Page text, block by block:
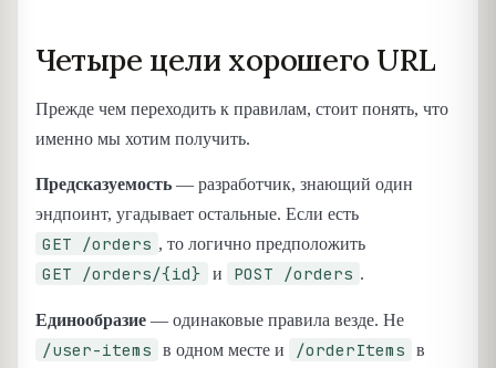
Четыре цели хорошего URL
Прежде чем переходить к правилам, стоит понять, что
именно мы хотим получить.
Предсказуемость — разработчик, знающий один
эндпоинт, угадывает остальные. Если есть
GET /orders , то логично предположить
GET /orders/{id} и POST /orders .
Единообразие — одинаковые правила везде. Не
/user-items в одном месте и /orderItems
в